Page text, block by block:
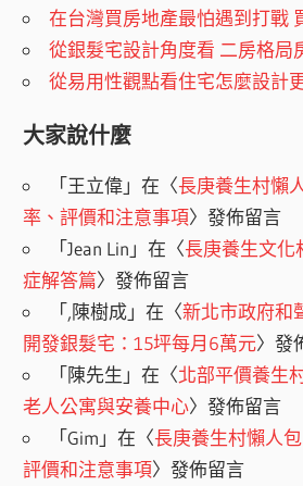
在台灣買房地產最怕遇到打戰
從銀髮宅設計角度看 二房格局
從易用性觀點看住宅怎麼設計
大家說什麼
「王立偉」在〈長庚養生村懶
率、評價和注意事項〉發佈留言
「Jean Lin 」在〈長庚養生文化
症解答篇〉發佈留言
「,陳樹成」在〈新北市政府和
開發銀髮宅：15坪每月6萬元〉發
「陳先生 」在〈北部平價養生
老人公寓與安養中心〉發佈留言
「Gim 」在〈長庚養生村懶人
評價和注意事項〉發佈留言